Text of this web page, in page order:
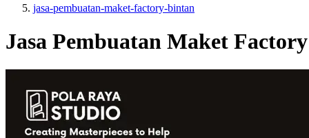
jasa-pembuatan-maket-factory-bintan
Jasa Pembuatan Maket